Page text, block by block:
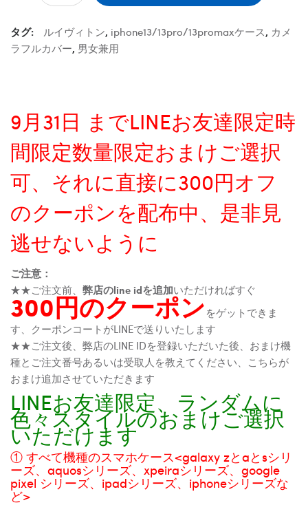
タグ: ルイヴィトン, iphone13/13pro/13promaxケース, カメ
ラフルカバー, 男女兼用
9月31日 までLINEお友達限定時
間限定数量限定おまけご選択
可、それに直接に300円オフ
のクーポンを配布中、是非見
逃せないように
ご注意：
★★ご注文前、 弊店のline idを追加いただければすぐ
300円のクーポンをゲットできま
す、クーポンコートがLINEで送りいたします
★★ご注文後、弊店のLINE IDを登録いただいた後、おまけ機
種とご注文番号あるいは受取人を教えてください、こちらが
おまけ追加させていただきます
LINEお友達限定、ランダムに
色々スタイルのおまけご選択
いただけます
① すべて機種のスマホケース<galaxy zとaとsシリ
ーズ、aquosシリーズ、xpeiraシリーズ、google
pixel シリーズ、ipadシリーズ、iphoneシリーズな
ど>